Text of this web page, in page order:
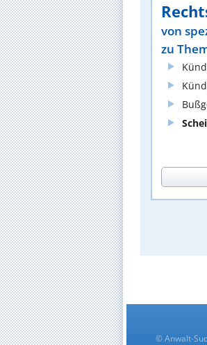
von
zu
© Anwalt-